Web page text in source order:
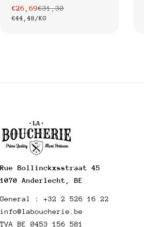
Prix
€26,69
Prix
€31,30
PRIX
€44,48/PAR
KG
Rue Bollinckxsstraat 45
1070 Anderlecht, BE
General : +32 2 526 16 22
info@laboucherie.be
TVA BE 0453 156 581